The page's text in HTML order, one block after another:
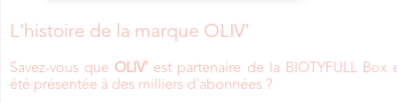
L'histoire de la marque OLIV'
Savez-vous que OLIV' est partenaire de la BIOTYFULL Box
été présentée à des milliers d'abonnées ?